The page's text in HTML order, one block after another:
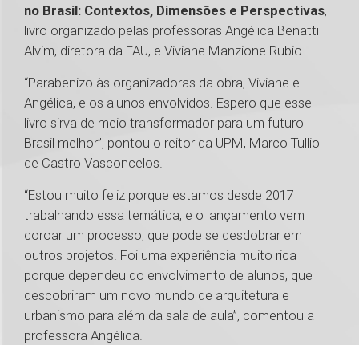
no Brasil: Contextos, Dimensões e Perspectivas,
livro organizado pelas professoras Angélica Benatti
Alvim, diretora da FAU, e Viviane Manzione Rubio.
“Parabenizo às organizadoras da obra, Viviane e
Angélica, e os alunos envolvidos. Espero que esse
livro sirva de meio transformador para um futuro
Brasil melhor”, pontou o reitor da UPM, Marco Tullio
de Castro Vasconcelos.
“Estou muito feliz porque estamos desde 2017
trabalhando essa temática, e o lançamento vem
coroar um processo, que pode se desdobrar em
outros projetos. Foi uma experiência muito rica
porque dependeu do envolvimento de alunos, que
descobriram um novo mundo de arquitetura e
urbanismo para além da sala de aula”, comentou a
professora Angélica.